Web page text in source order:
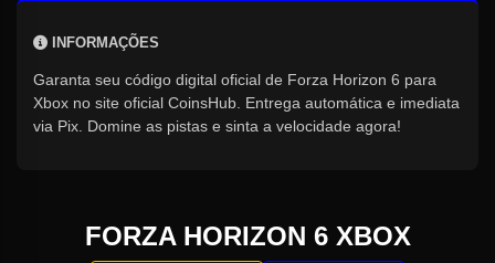
INFORMAÇÕES
Garanta seu código digital oficial de Forza Horizon 6 para
Xbox no site oficial CoinsHub. Entrega automática e imediata
via Pix. Domine as pistas e sinta a velocidade agora!
FORZA HORIZON 6 XBOX